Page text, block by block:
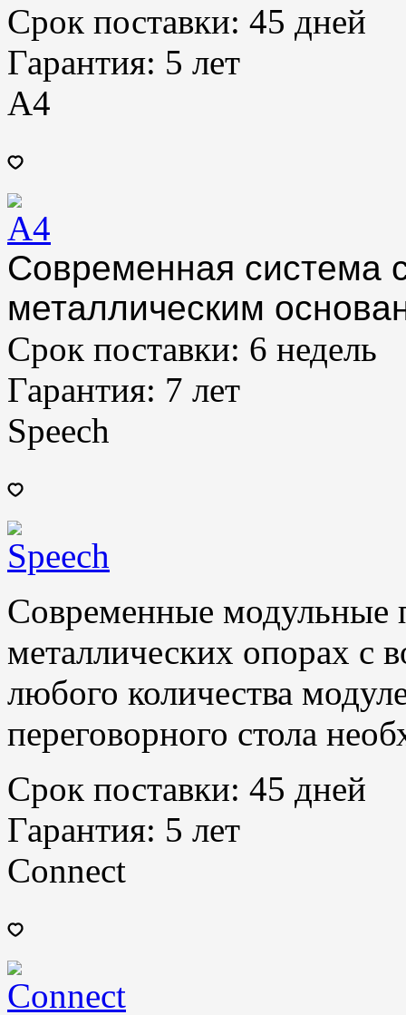
Срок поставки: 45 дней
Гарантия: 5 лет
A4
Современная система
металлическим
Срок поставки: 6 недель
Гарантия: 7 лет
Speech
Современные модульные
металлических опорах с
любого количества
переговорного стола
Срок поставки: 45 дней
Гарантия: 5 лет
Connect